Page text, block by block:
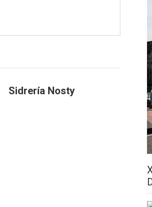
Sidrería Nosty